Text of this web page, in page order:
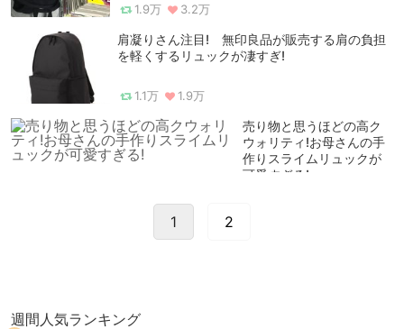
1.9万 3.2万
肩凝りさん注目! 無印良品が販売する肩の負担
を軽くするリュックが凄すぎ!
1.1万 1.9万
売り物と思うほどの高ク
ウォリティ!お母さんの手
作りスライムリュックが
可愛すぎる!
1 2
週間人気ランキング